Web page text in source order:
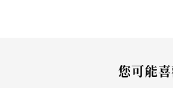
您可能